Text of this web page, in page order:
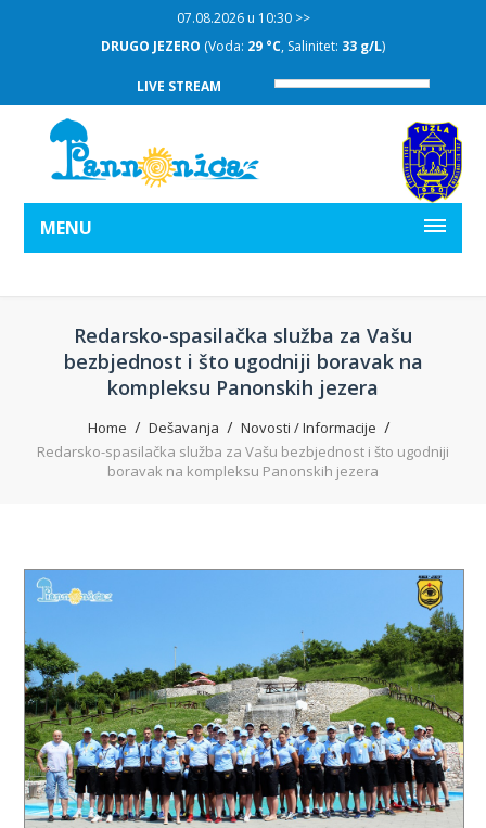
07.08.2026 u 10:30 >>
DRUGO JEZERO (Voda: 29 °C, Salinitet: 33 g/L)
LIVE STREAM
MENU
Redarsko-spasilačka služba za Vašu
bezbjednost i što ugodniji boravak na
kompleksu Panonskih jezera
Home Dešavanja
Novosti / Informacije
Redarsko-spasilačka služba za Vašu bezbjednost i što ugodniji
boravak na kompleksu Panonskih jezera